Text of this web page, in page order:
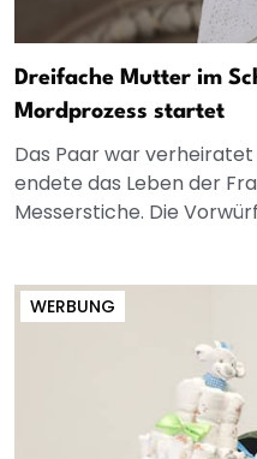
Dreifache Mutter im
Mordprozess startet
Das Paar war
endete das Leben der
Messerstiche. Die
WERBUNG